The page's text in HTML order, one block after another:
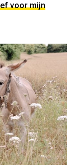
voor mijn